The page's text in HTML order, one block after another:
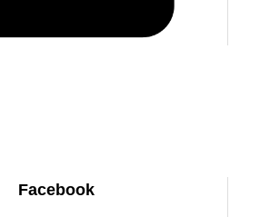
Facebook